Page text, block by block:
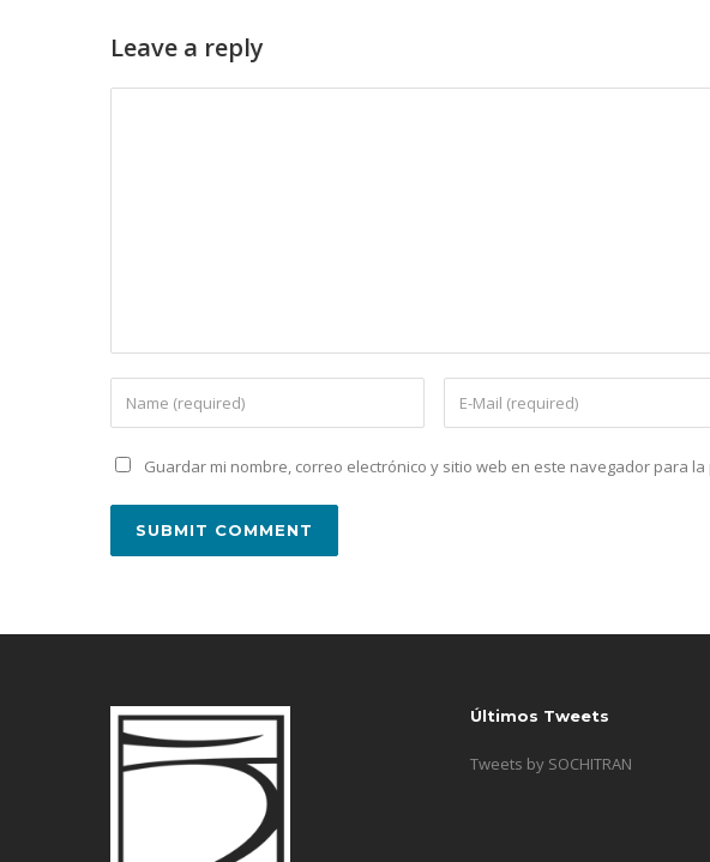
Leave a reply
Guardar mi nombre, correo electrónico y sitio web en este navegador para
Últimos Tweets
Tweets by SOCHITRAN